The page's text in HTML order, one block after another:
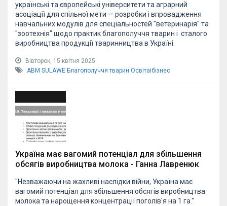
українські та європейські університети та аграрний
асоціації для спільної мети — розробки і впровадження
навчальних модулів для спеціальностей "ветеринарія" та
"зоотехнія" щодо практик благополуччя тварин і сталого
виробництва продукції тваринництва в Україні.
Вівторок, 15 квітня 2025
АВМ SULAWE Благополуччя тварин Освітаібізнес
Україна має вагомий потенціал для збільшення
обсягів виробництва молока - Ганна Лавренюк
"Незважаючи на жахливі наслідки війни, Україна має
вагомий потенціал для збільшення обсягів виробництва
молока та нарощення концентрації поголів'я на 1 га."